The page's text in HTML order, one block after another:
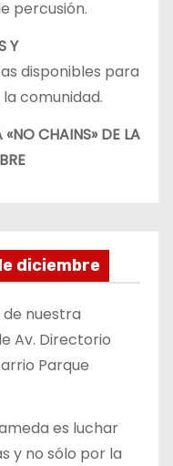
percusión.
Y
disponibles para
comunidad.
CHAINS» DE LA
diciembre
nuestra
Av. Directorio
Parque
es luchar
y no sólo por la